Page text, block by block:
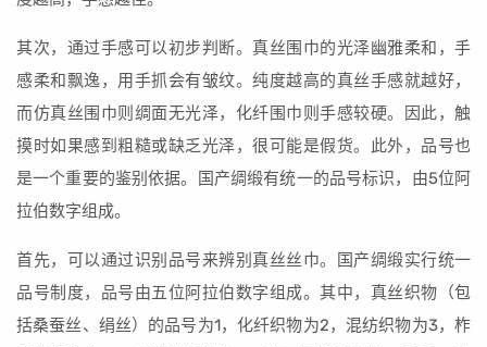
其次，通过手感可以初步判断。真丝围巾的光泽幽雅柔和，手
感柔和飘逸，用手抓会有皱纹。纯度越高的真丝手感就越好，
而仿真丝围巾则绸面无光泽，化纤围巾则手感较硬。因此，触
摸时如果感到粗糙或缺乏光泽，很可能是假货。此外，品号也
是一个重要的鉴别依据。国产绸缎有统一的品号标识，由5位阿
拉伯数字组成。
首先，可以通过识别品号来辨别真丝丝巾。国产绸缎实行统一
品号制度，品号由五位阿拉伯数字组成。其中，真丝织物（包
括桑蚕丝、绢丝）的品号为1，化纤织物为2，混纺织物为3，柞